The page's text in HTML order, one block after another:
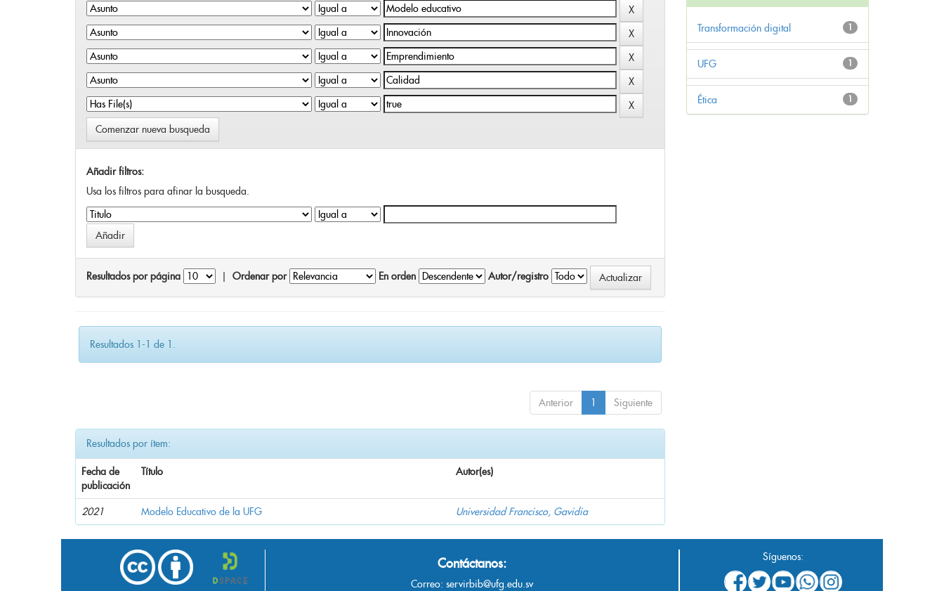
Comenzar nueva busqueda
Añadir filtros:
Usa los filtros para afinar la busqueda.
Resultados por página Ordenar por En orden Autor/registro
Resultados 1-1 de 1.
Anterior 1 Siguiente
Resultados por ítem:
Fecha de
publicación
Título Autor(es)
2021 Modelo Educativo de la UFG Universidad Francisco, Gavidia
1
Transformación digital
1
UFG
1
Ética
Contáctanos:
Correo: servirbib@ufg.edu.sv
Síguenos: